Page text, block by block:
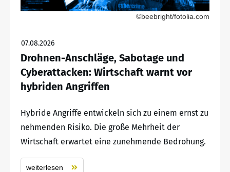
©beebright/fotolia.com
07.08.2026
Drohnen-Anschläge, Sabotage und
Cyberattacken: Wirtschaft warnt vor
hybriden Angriffen
Hybride Angriffe entwickeln sich zu einem ernst zu
nehmenden Risiko. Die große Mehrheit der
Wirtschaft erwartet eine zunehmende Bedrohung.
weiterlesen